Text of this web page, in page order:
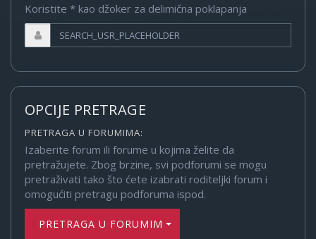
Koristite * kao džoker za delimična poklapanja
OPCIJE PRETRAGE
PRETRAGA U FORUMIMA:
Izaberite forum ili forume u kojima želite da
pretražujete. Zbog brzine, svi podforumi se mogu
pretraživati tako što ćete izabrati roditeljki forum i
omogućiti pretragu podforuma ispod.
PRETRAGA U FORUMIMA